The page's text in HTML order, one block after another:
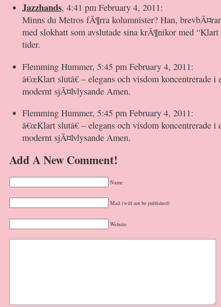
Jazzhands, 4:41 pm February 4, 2011:
Minns du Metros fÃ¶rra kolumnister? Han,
med slokhatt som avslutade sina krÃ¶nikor med
tider.
Flemming Hummer, 5:45 pm February 4, 2011:
â€œKlart slutâ€ – elegans och visdom koncentrerade i
modernt sjÃ¤lvlysande Amen.
Flemming Hummer, 5:45 pm February 4, 2011:
â€œKlart slutâ€ – elegans och visdom koncentrerade i
modernt sjÃ¤lvlysande Amen.
Add A New Comment!
Name
Mail (will not be published)
Website